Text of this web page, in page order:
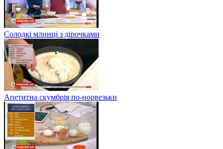
Солодкі млинці з дірочками
Апетитна скумбрія по-норвезьки